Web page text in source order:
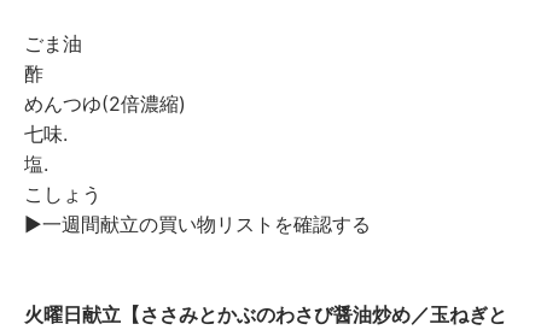
ごま油
酢
めんつゆ(2倍濃縮)
七味.
塩.
こしょう
▶︎一週間献立の買い物リストを確認する
火曜日献立【ささみとかぶのわさび醤油炒め／玉ねぎと